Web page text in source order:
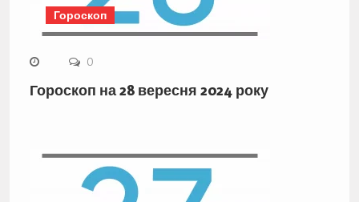
Гороскоп
0
Гороскоп на 28 вересня 2024 року